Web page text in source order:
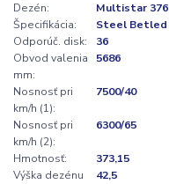
Dezén:
Multistar 376
Špecifikácia:
Steel Betled
Odporúč. disk:
36
Obvod valenia
mm:
5686
Nosnosť pri
km/h (1):
7500/40
Nosnosť pri
km/h (2):
6300/65
Hmotnosť:
373,15
Výška dezénu
42,5